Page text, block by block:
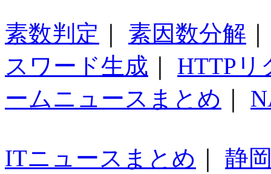
素数判定 素因数分解
スワード生成
HTTPリ
ームニュースまとめ
ITニュースまとめ 静